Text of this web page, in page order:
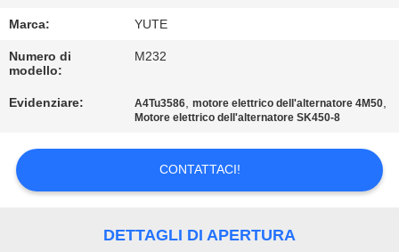
RICHIEDA
UNA
CITAZIONE
DEL
SITO
POLITICA
Marca: YUTE
Numero di
modello:
M232
Evidenziare: A4Tu3586,motore elettrico dell'alternatore 4M50,
Motore elettrico dell'alternatore SK450-8
CONTATTACI!
DETTAGLI DI APERTURA